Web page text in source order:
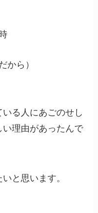
から）
る人にあごのせし
理由があったんで
と思います。